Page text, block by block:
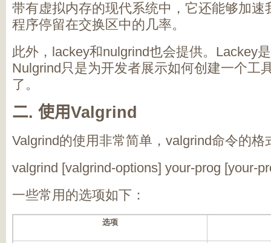
带有虚拟内存的现代系统中，它还能够加速
程序停留在交换区中的几率。
此外， lackey和nulgrind也会提供。 Lackey
Nulgrind只是为开发者展示如何创建一个工
了。
二. 使用Valgrind
Valgrind的使用非常简单， valgrind命令的格
valgrind [valgrind-options] your-prog [your-
一些常用的选项如下：
选项